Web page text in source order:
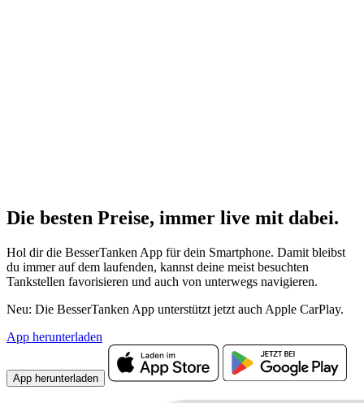
Die besten Preise, immer live mit dabei.
Hol dir die BesserTanken App für dein Smartphone. Damit bleibst
du immer auf dem laufenden, kannst deine meist besuchten
Tankstellen favorisieren und auch von unterwegs navigieren.
Neu: Die BesserTanken App unterstützt jetzt auch Apple CarPlay.
App herunterladen
App herunterladen